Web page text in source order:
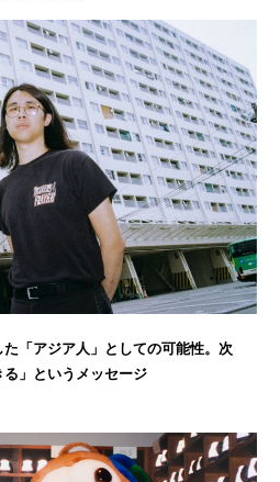
「アジア人」としての可能性。次
」というメッセージ